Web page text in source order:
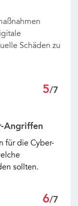
5/7
Schäden zu
Angriffen
6/7
für die Cyber-
sollten.